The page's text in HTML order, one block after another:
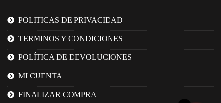
POLITICAS DE PRIVACIDAD
TERMINOS Y CONDICIONES
POLÍTICA DE DEVOLUCIONES
MI CUENTA
FINALIZAR COMPRA